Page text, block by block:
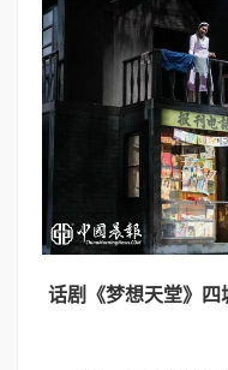
话剧《梦想天堂》四